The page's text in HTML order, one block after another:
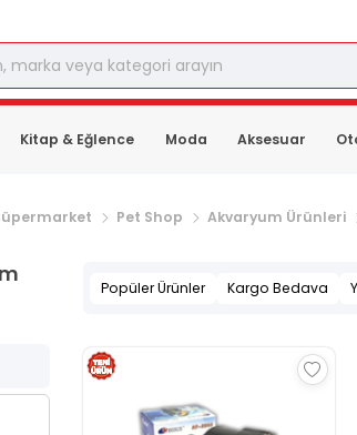
Kitap & Eğlence Moda Aksesuar
Pet Shop Akvaryum Ürünleri
Popüler Ürünler Kargo Bedava